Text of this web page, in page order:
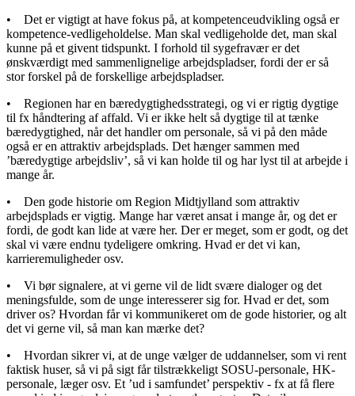
• Det er vigtigt at have fokus på, at kompetenceudvikling også er
kompetence-vedligeholdelse. Man skal vedligeholde det, man skal
kunne på et givent tidspunkt. I forhold til sygefravær er det
ønskværdigt med sammenlignelige arbejdspladser, fordi der er så
stor forskel på de forskellige arbejdspladser.
• Regionen har en bæredygtighedsstrategi, og vi er rigtig dygtige
til fx håndtering af affald. Vi er ikke helt så dygtige til at tænke
bæredygtighed, når det handler om personale, så vi på den måde
også er en attraktiv arbejdsplads. Det hænger sammen med
’bæredygtige arbejdsliv’, så vi kan holde til og har lyst til at arbejde i
mange år.
• Den gode historie om Region Midtjylland som attraktiv
arbejdsplads er vigtig. Mange har været ansat i mange år, og det er
fordi, de godt kan lide at være her. Der er meget, som er godt, og det
skal vi være endnu tydeligere omkring. Hvad er det vi kan,
karrieremuligheder osv.
• Vi bør signalere, at vi gerne vil de lidt svære dialoger og det
meningsfulde, som de unge interesserer sig for. Hvad er det, som
driver os? Hvordan får vi kommunikeret om de gode historier, og alt
det vi gerne vil, så man kan mærke det?
• Hvordan sikrer vi, at de unge vælger de uddannelser, som vi rent
faktisk huser, så vi på sigt får tilstrækkeligt SOSU-personale, HK-
personale, læger osv. Et ’ud i samfundet’ perspektiv - fx at få flere